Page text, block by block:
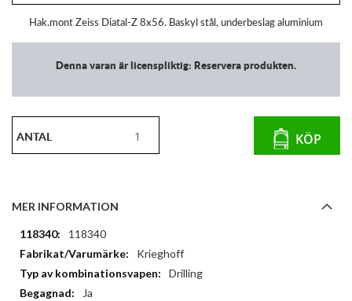
Hak.mont Zeiss Diatal-Z 8x56. Baskyl stål, underbeslag aluminium
Denna varan är licenspliktig: Reservera produkten.
ANTAL KÖP
MER INFORMATION
Mer
information
118340
Krieghoff
Drilling
Ja